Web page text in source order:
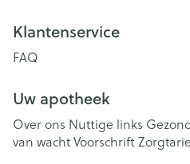
Klantenservice
FAQ
Uw apotheek
Over ons Nuttige links
van wachtVoorschrift